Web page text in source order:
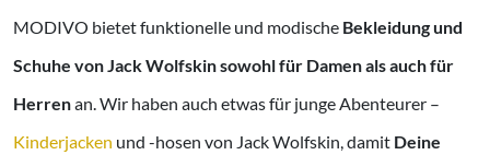
MODIVO bietet funktionelle und modische Bekleidung und
Schuhe von Jack Wolfskin sowohl für Damen als auch für
Herrenan. Wir haben auch etwas für junge Abenteurer –
Kinderjacken und -hosen von Jack Wolfskin, damit Deine